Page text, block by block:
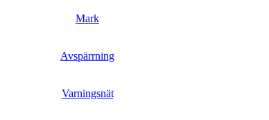
Mark
Avspärrning
Varningsnät